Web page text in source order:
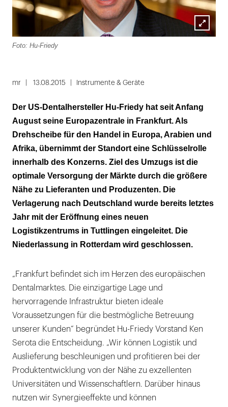
Lightbox
Foto: Hu-Friedy
mr 13.08.2015 Instrumente & Geräte
Der US-Dentalhersteller Hu-Friedy hat seit Anfang
August seine Europazentrale in Frankfurt. Als
Drehscheibe für den Handel in Europa, Arabien und
Afrika, übernimmt der Standort eine Schlüsselrolle
innerhalb des Konzerns. Ziel des Umzugs ist die
optimale Versorgung der Märkte durch die größere
Nähe zu Lieferanten und Produzenten. Die
Verlagerung nach Deutschland wurde bereits letztes
Jahr mit der Eröffnung eines neuen
Logistikzentrums in Tuttlingen eingeleitet. Die
Niederlassung in Rotterdam wird geschlossen.
„Frankfurt befindet sich im Herzen des europäischen
Dentalmarktes. Die einzigartige Lage und
hervorragende Infrastruktur bieten ideale
Voraussetzungen für die bestmögliche Betreuung
unserer Kunden“ begründet Hu-Friedy Vorstand Ken
Serota die Entscheidung. „Wir können Logistik und
Auslieferung beschleunigen und profitieren bei der
Produktentwicklung von der Nähe zu exzellenten
Universitäten und Wissenschaftlern. Darüber hinaus
nutzen wir Synergieeffekte und können